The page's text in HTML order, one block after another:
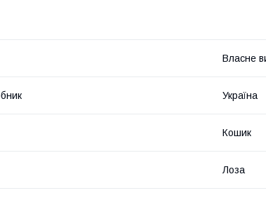
Власне
Україна
Кошик
Лоза